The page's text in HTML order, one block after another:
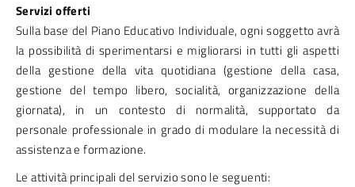
Servizi offerti
Sulla base del Piano Educativo Individuale, ogni soggetto avrà
la possibilità di sperimentarsi e migliorarsi in tutti gli aspetti
della gestione della vita quotidiana (gestione della casa,
gestione del tempo libero, socialità, organizzazione della
giornata), in un contesto di normalità, supportato da
personale professionale in grado di modulare la necessità di
assistenza e formazione.
Le attività principali del servizio sono le seguenti: